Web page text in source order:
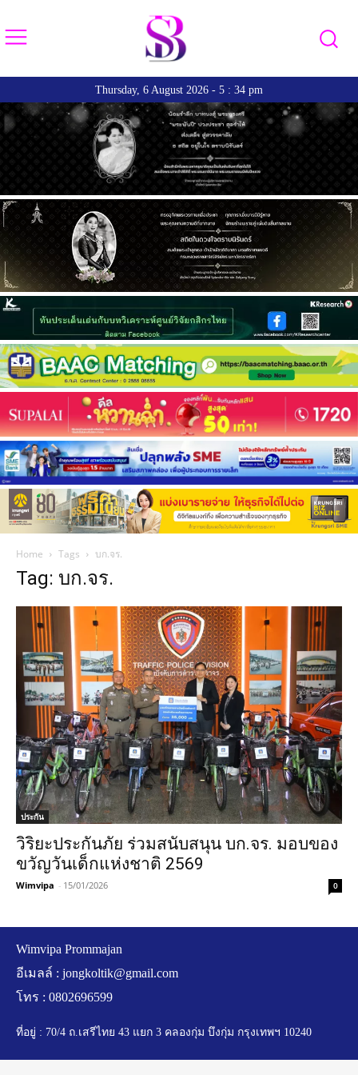
Thursday, 6 August 2026 - 5 : 34 pm
Home Tags บก.จร.
Tag: บก.จร.
ประกัน
วิริยะประกันภัย ร่วมสนับสนุน บก.จร. มอบของ
ขวัญวันเด็กแห่งชาติ 2569
Wimvipa - 15/01/2026 0
Wimvipa Prommajan
อีเมลล์ : jongkoltik@gmail.com
โทร : 0802696599
ที่อยู่ : 70/4 ถ.เสรีไทย 43 แยก 3 คลองกุ่ม บึงกุ่ม กรุงเทพฯ 10240